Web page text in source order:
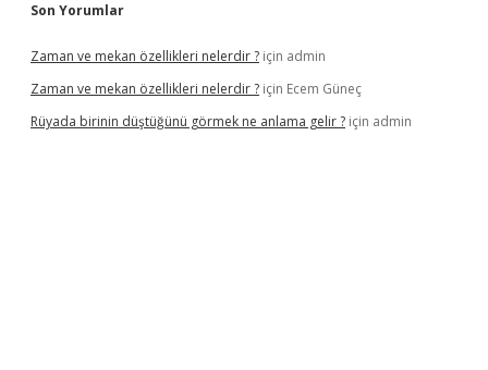
Son Yorumlar
Zaman ve mekan özellikleri nelerdir ? için admin
Zaman ve mekan özellikleri nelerdir ? için Ecem Güneç
Rüyada birinin düştüğünü görmek ne anlama gelir ? için admin